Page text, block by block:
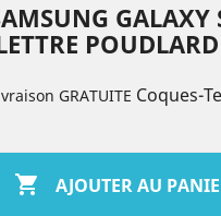
GALAXY
POUDLARD
GRATUITE Coques-
 AJOUTER AU